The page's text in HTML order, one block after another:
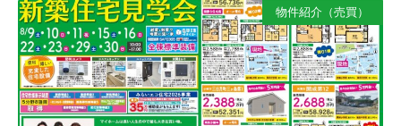
物件紹介（売買）